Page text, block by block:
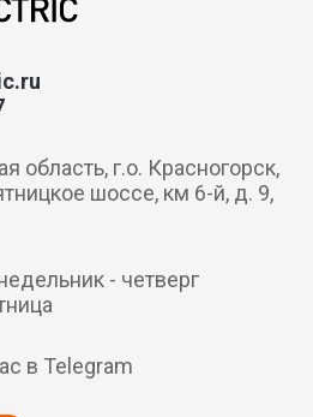
область, г.о. Красногорск,
шоссе, км 6-й, д. 9,
- четверг
в Telegram